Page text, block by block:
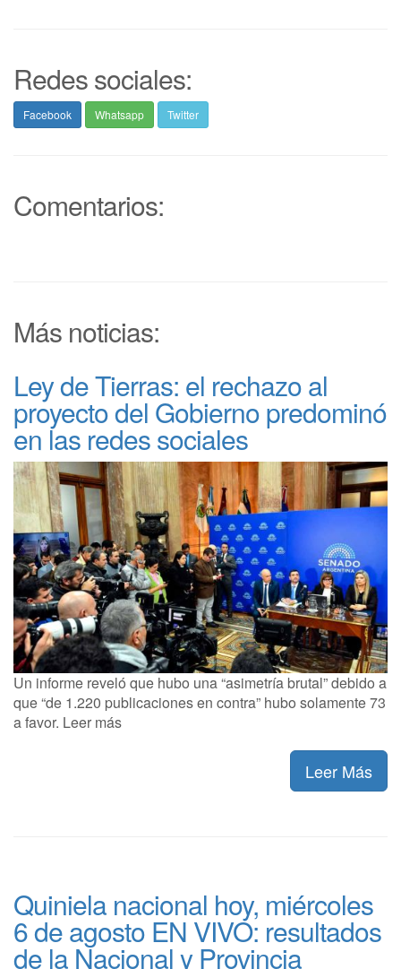
Redes sociales:
Facebook Whatsapp Twitter
Comentarios:
Más noticias:
Ley de Tierras: el rechazo al
proyecto del Gobierno predominó
en las redes sociales
Un informe reveló que hubo una “asimetría brutal” debido a
que “de 1.220 publicaciones en contra” hubo solamente 73
a favor. Leer más
Leer Más
Quiniela nacional hoy, miércoles
6 de agosto EN VIVO: resultados
de la Nacional y Provincia